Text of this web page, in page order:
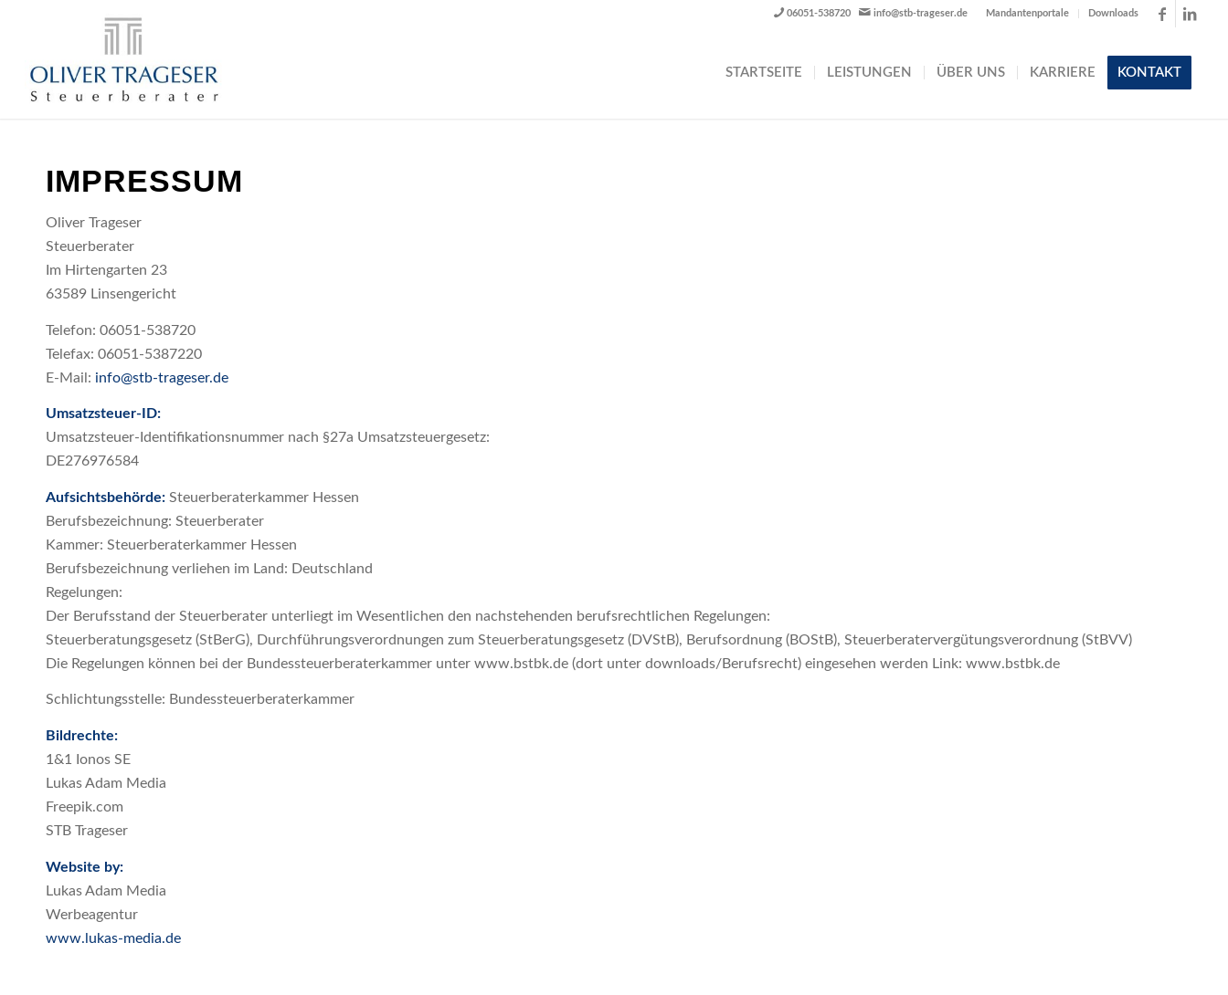
Mandantenportale Downloads
06051-538720 info@stb-trageser.de
STARTSEITE LEISTUNGEN ÜBER UNS KARRIERE KONTAKT
IMPRESSUM
Oliver Trageser
Steuerberater
Im Hirtengarten 23
63589 Linsengericht
Telefon: 06051-538720
Telefax: 06051-5387220
E-Mail: info@stb-trageser.de
Umsatzsteuer-ID:
Umsatzsteuer-Identifikationsnummer nach §27a Umsatzsteuergesetz:
DE276976584
Aufsichtsbehörde: Steuerberaterkammer Hessen
Berufsbezeichnung: Steuerberater
Kammer: Steuerberaterkammer Hessen
Berufsbezeichnung verliehen im Land: Deutschland
Regelungen:
Der Berufsstand der Steuerberater unterliegt im Wesentlichen den nachstehenden berufsrechtlichen Regelungen:
Steuerberatungsgesetz (StBerG), Durchführungsverordnungen zum Steuerberatungsgesetz (DVStB), Berufsordnung (BOStB), Steuerberatervergütungsverordnung (StBVV)
Die Regelungen können bei der Bundessteuerberaterkammer unter www.bstbk.de (dort unter downloads/Berufsrecht) eingesehen werden Link: www.bstbk.de
Schlichtungsstelle: Bundessteuerberaterkammer
Bildrechte:
1&1 Ionos SE
Lukas Adam Media
Freepik.com
STB Trageser
Website by:
Lukas Adam Media
Werbeagentur
www.lukas-media.de